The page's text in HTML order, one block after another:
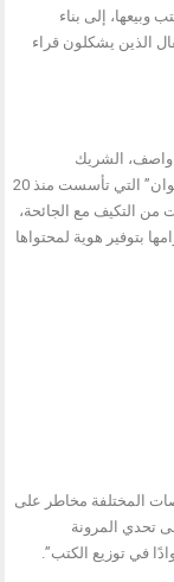
وبيعها، إلى بناء
الذين يشكلون قراء
واصف، الشريك
المؤسس لمكتبة ديوان في مصر، وتطرقت إلى قصة “ديوان” التي تأسست منذ 20
تمتلك 10 فروع، وتمكنت من التكيف مع الجائحة،
بتوفير هوية لمحتواها
المختلفة مخاطر على
تحدي المرونة
في توزيع الكتب”.